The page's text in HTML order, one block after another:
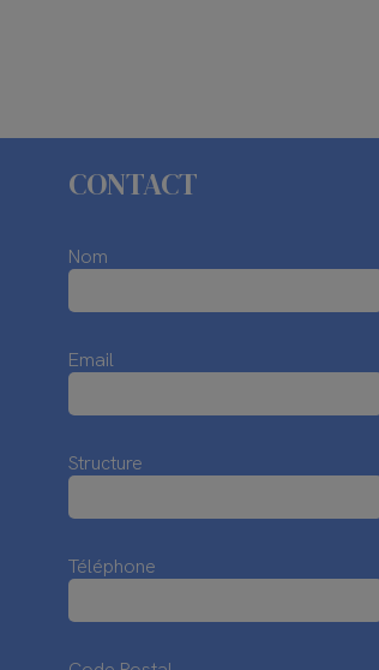
CONTACT
Nom
Email
Structure
Téléphone